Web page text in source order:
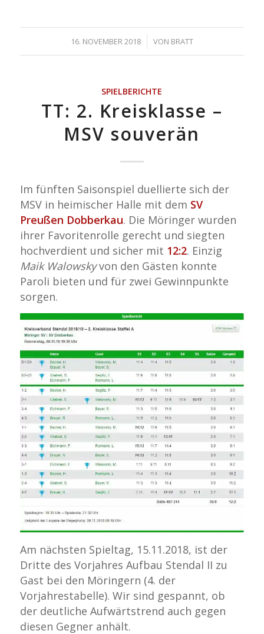
16. NOVEMBER 2018
/ VON BRATT
SPIELBERICHTE
TT: 2. Kreisklasse –
MSV souverän
Im fünften Saisonspiel duellierte sich der
MSV in heimischer Halle mit dem SV
Preußen Dobberkau. Die Möringer wurden
ihrer Favoritenrolle gerecht und siegten
hochverdient und sicher mit 12:2. Einzig
Maik Walowskyvon den Gästen konnte
Paroli bieten und für zwei Gewinnpunkte
sorgen.
Am nächsten Spieltag, 15.11.2018, ist der
Dritte des Vorjahres Aufbau Stendal II zu
Gast bei den Möringern (4. der
Vorjahrestabelle). Wir sind gespannt, ob
der deutliche Aufwärtstrend auch gegen
diesen Gegner anhält.